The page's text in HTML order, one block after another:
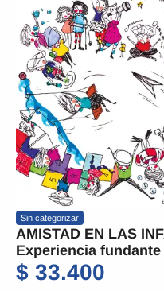
Sin categorizar
AMISTAD EN LAS
Experiencia fundante
$ 33.400